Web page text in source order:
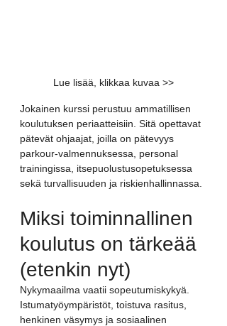
Lue lisää, klikkaa kuvaa >>
Jokainen kurssi perustuu ammatillisen
koulutuksen periaatteisiin. Sitä opettavat
pätevät ohjaajat, joilla on pätevyys
parkour-valmennuksessa, personal
trainingissa, itsepuolustusopetuksessa
sekä turvallisuuden ja riskienhallinnassa.
Miksi toiminnallinen
koulutus on tärkeää
(etenkin nyt)
Nykymaailma vaatii sopeutumiskykyä.
Istumatyöympäristöt, toistuva rasitus,
henkinen väsymys ja sosiaalinen